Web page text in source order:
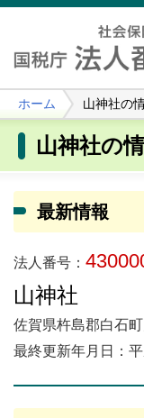
ホーム 山神社の
山神社の
最新情報
法人番号：
山神社
佐賀県杵島郡白石
最終更新年月日：